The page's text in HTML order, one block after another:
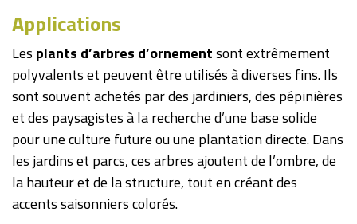
Applications
Les plants d’arbres d’ornementsont extrêmement
polyvalents et peuvent être utilisés à diverses fins. Ils
sont souvent achetés par des jardiniers, des pépinières
et des paysagistes à la recherche d’une base solide
pour une culture future ou une plantation directe. Dans
les jardins et parcs, ces arbres ajoutent de l’ombre, de
la hauteur et de la structure, tout en créant des
accents saisonniers colorés.